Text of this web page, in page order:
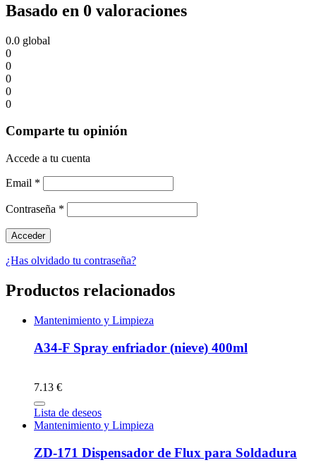
Basado en 0 valoraciones
0.0 global
0
0
0
0
0
Comparte tu opinión
Accede a tu cuenta
Email *
Contraseña *
¿Has olvidado tu contraseña?
Productos relacionados
Mantenimiento y Limpieza
A34-F Spray enfriador (nieve) 400ml
7.13 €
Lista de deseos
Mantenimiento y Limpieza
ZD-171 Dispensador de Flux para Soldadura